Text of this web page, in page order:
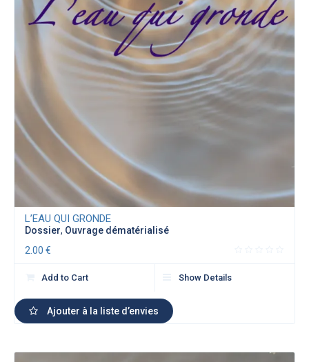
L’EAU QUI GRONDE
Dossier, Ouvrage dématérialisé
2.00€
Add to Cart Show Details
Ajouter à la liste d’envies